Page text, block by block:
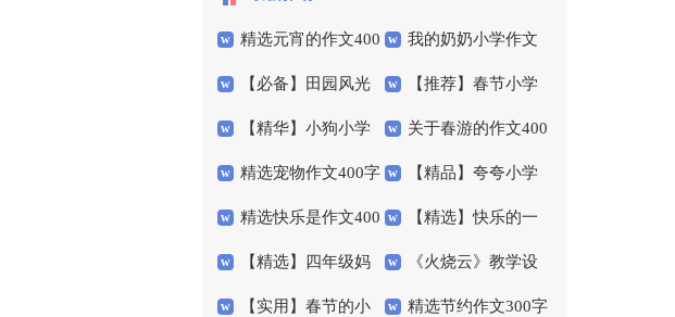
精选元宵的作文400
字4篇
我的奶奶小学作文
汇总五篇
【必备】田园风光
作文300字合集6篇
【推荐】春节小学
作文400字四篇
【精华】小狗小学
作文300字三篇
关于春游的作文400
字10篇
精选宠物作文400字
汇总五篇
【精品】夸夸小学
作文300字四篇
精选快乐是作文400
字三篇
【精选】快乐的一
天小学作文四篇
【精选】四年级妈
妈作文300字集锦七篇
《火烧云》教学设
计
【实用】春节的小 精选节约作文300字